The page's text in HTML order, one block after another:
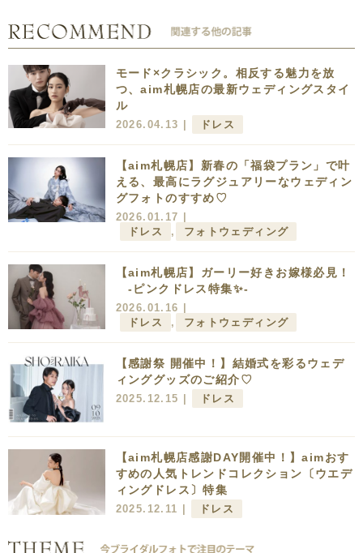
モード×クラシック。相反する魅力を放
つ、aim札幌店の最新ウェディングスタイ
ル
2026.04.13 | ドレス
【aim札幌店】新春の「福袋プラン」で叶
える、最高にラグジュアリーなウェディン
グフォトのすすめ♡
2026.01.17 |
ドレス
, フォトウェディング
【aim札幌店】ガーリー好きお嫁様必見！
-ピンクドレス特集✨-
2026.01.16 |
ドレス
, フォトウェディング
【感謝祭 開催中！】結婚式を彩るウェデ
ィンググッズのご紹介♡
2025.12.15 | ドレス
【aim札幌店感謝DAY開催中！】aimおす
すめの人気トレンドコレクション〔ウエデ
ィングドレス〕特集
2025.12.11 | ドレス